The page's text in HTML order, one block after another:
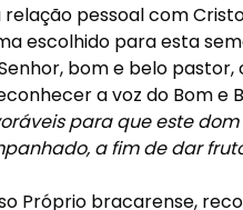
pessoal com
escolhido para esta
Senhor, bom e belo
a voz do Bom
para que este dom
a fim de dar
Próprio bracarense,